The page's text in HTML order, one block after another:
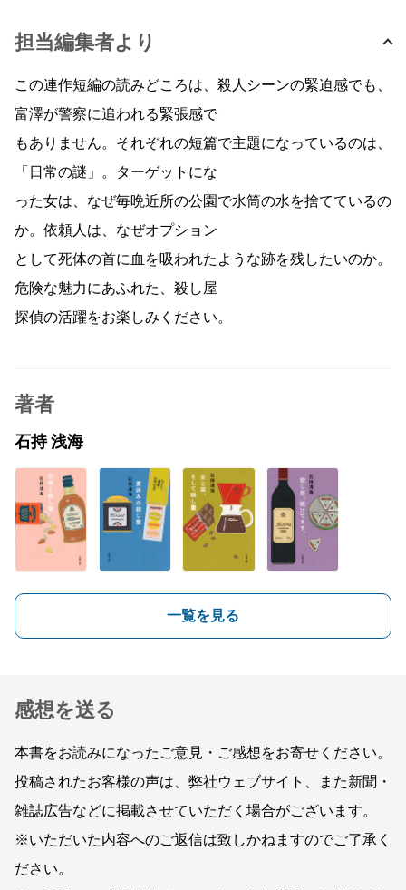
担当編集者より
この連作短編の読みどころは、殺人シーンの緊迫感でも、
富澤が警察に追われる緊張感で
もありません。それぞれの短篇で主題になっているのは、
「日常の謎」。ターゲットにな
った女は、なぜ毎晩近所の公園で水筒の水を捨てているの
か。依頼人は、なぜオプション
として死体の首に血を吸われたような跡を残したいのか。
危険な魅力にあふれた、殺し屋
探偵の活躍をお楽しみください。
著者
石持 浅海
一覧を見る
感想を送る
本書をお読みになったご意見・ご感想をお寄せください。
投稿されたお客様の声は、弊社ウェブサイト、また新聞・
雑誌広告などに掲載させていただく場合がございます。
※いただいた内容へのご返信は致しかねますのでご了承く
ださい。